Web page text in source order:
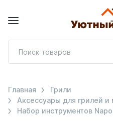
Главная
Грили
Аксессуары для грилей и
Набор инструментов